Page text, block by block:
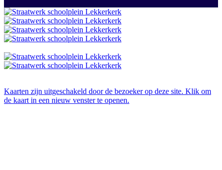
Kaarten zijn uitgeschakeld door de bezoeker op deze site. Klik om
de kaart in een nieuw venster te openen.